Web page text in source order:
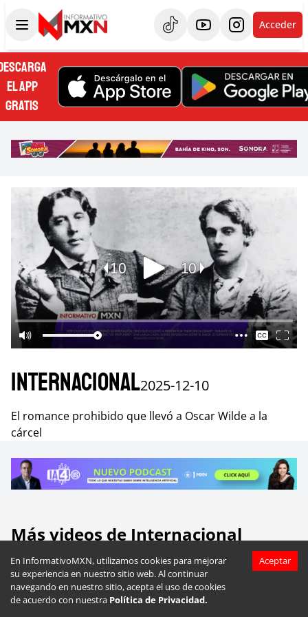
En InformativoMXN, utilizamos cookies para mejorar
su experiencia en nuestro sitio web. Al continuar
navegando en nuestro sitio, acepta el uso de cookies
de acuerdo con nuestra Política de Privacidad.
Aceptar
Acceder
EL APP
GRATIS
Internacional2025-12-10
El romance prohibido que llevó a Oscar Wilde a la
cárcel
Más videos de Internacional